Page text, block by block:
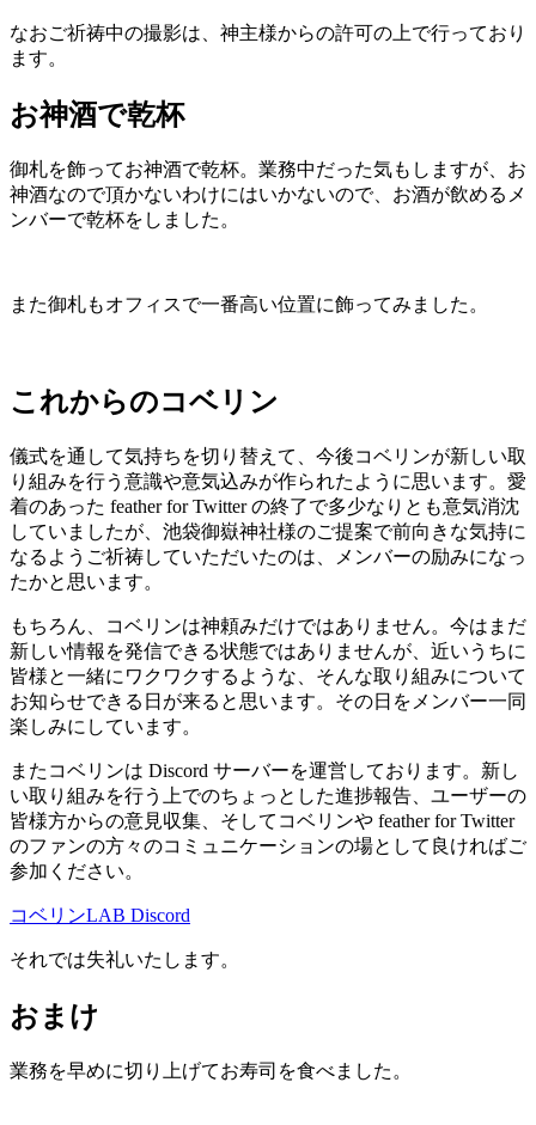
なおご祈祷中の撮影は、神主様からの許可の上で行っており
ます。
お神酒で乾杯
御札を飾ってお神酒で乾杯。業務中だった気もしますが、お
神酒なので頂かないわけにはいかないので、お酒が飲めるメ
ンバーで乾杯をしました。
また御札もオフィスで一番高い位置に飾ってみました。
これからのコベリン
儀式を通して気持ちを切り替えて、今後コベリンが新しい取
り組みを行う意識や意気込みが作られたように思います。愛
着のあった feather for Twitter の終了で多少なりとも意気消沈
していましたが、池袋御嶽神社様のご提案で前向きな気持に
なるようご祈祷していただいたのは、メンバーの励みになっ
たかと思います。
もちろん、コベリンは神頼みだけではありません。今はまだ
新しい情報を発信できる状態ではありませんが、近いうちに
皆様と一緒にワクワクするような、そんな取り組みについて
お知らせできる日が来ると思います。その日をメンバー一同
楽しみにしています。
またコベリンは Discord サーバーを運営しております。新し
い取り組みを行う上でのちょっとした進捗報告、ユーザーの
皆様方からの意見収集、そしてコベリンや feather for Twitter
のファンの方々のコミュニケーションの場として良ければご
参加ください。
コベリンLAB Discord
それでは失礼いたします。
おまけ
業務を早めに切り上げてお寿司を食べました。